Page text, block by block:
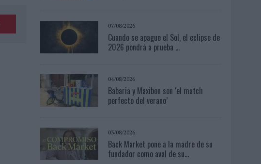
07/08/2026
Cuando se apague el Sol, el eclipse de
2026 pondrá a prueba ...
04/08/2026
Babaria y Maxibon son ‘el match
perfecto del verano’
03/08/2026
Back Market pone a la madre de su
fundador como aval de su...